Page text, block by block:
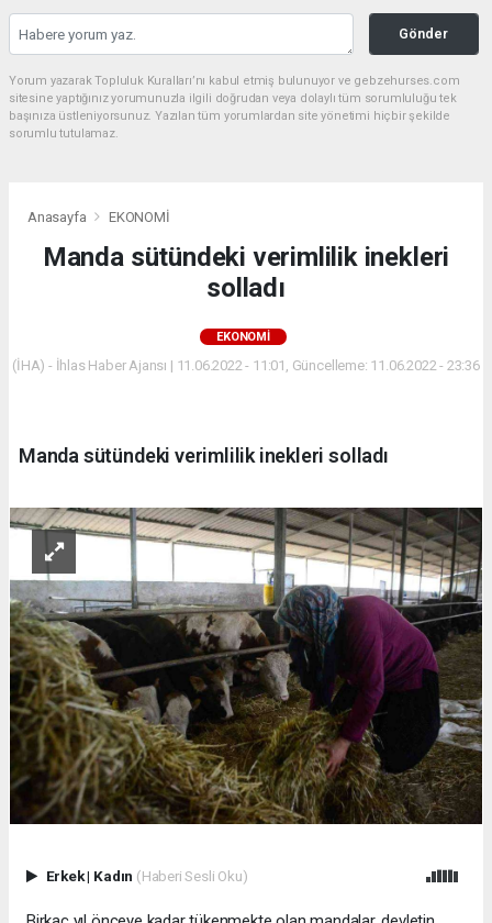
Gönder
Yorum yazarak Topluluk Kuralları’nı kabul etmiş bulunuyor ve gebzehurses.com
sitesine yaptığınız yorumunuzla ilgili doğrudan veya dolaylı tüm sorumluluğu tek
başınıza üstleniyorsunuz. Yazılan tüm yorumlardan site yönetimi hiçbir şekilde
sorumlu tutulamaz.
Anasayfa EKONOMİ
Manda sütündeki verimlilik inekleri
solladı
EKONOMİ
(İHA) - İhlas Haber Ajansı | 11.06.2022 - 11:01, Güncelleme: 11.06.2022 - 23:36
Manda sütündeki verimlilik inekleri solladı
Erkek| Kadın (Haberi Sesli Oku)